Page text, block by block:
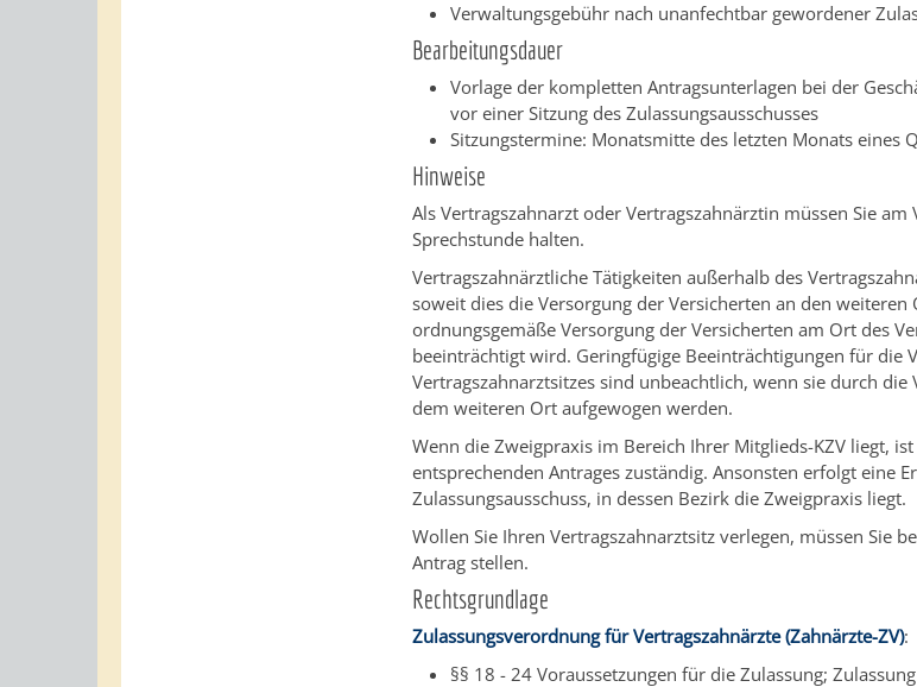
Verwaltungsgebühr nach unanfechtbar gewordener
Bearbeitungsdauer
Vorlage der kompletten Antragsunterlagen bei der
vor einer Sitzung des Zulassungsausschusses
Sitzungstermine: Monatsmitte des letzten Monats eines
Hinweise
Als Vertragszahnarzt oder Vertragszahnärztin müssen Sie am
Sprechstunde halten.
Vertragszahnärztliche Tätigkeiten außerhalb des
soweit dies die Versorgung der Versicherten an den
ordnungsgemäße Versorgung der Versicherten am Ort des
beeinträchtigt wird. Geringfügige Beeinträchtigungen für die
Vertragszahnarztsitzes sind unbeachtlich, wenn sie durch die
dem weiteren Ort aufgewogen werden.
Wenn die Zweigpraxis im Bereich Ihrer Mitglieds-KZV liegt,
entsprechenden Antrages zuständig. Ansonsten erfolgt eine
Zulassungsausschuss, in dessen Bezirk die Zweigpraxis liegt.
Wollen Sie Ihren Vertragszahnarztsitz verlegen, müssen Sie
Antrag stellen.
Rechtsgrundlage
Zulassungsverordnung für Vertragszahnärzte (Zahnärzte-ZV):
§§ 18 - 24 Voraussetzungen für die Zulassung;